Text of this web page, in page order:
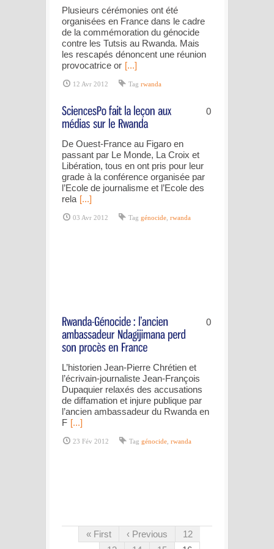
Plusieurs cérémonies ont été
organisées en France dans le cadre
de la commémoration du génocide
contre les Tutsis au Rwanda. Mais
les rescapés dénoncent une réunion
provocatrice or [...]
12 Avr 2012 Tag rwanda
0
De Ouest-France au Figaro en
passant par Le Monde, La Croix et
Libération, tous en ont pris pour leur
grade à la conférence organisée par
l’Ecole de journalisme et l’Ecole des
rela [...]
03 Avr 2012 Tag génocide rwanda
0
L’historien Jean-Pierre Chrétien et
l’écrivain-journaliste Jean-François
Dupaquier relaxés des accusations
de diffamation et injure publique par
l’ancien ambassadeur du Rwanda en
F [...]
23 Fév 2012 Tag génocide, rwanda
« First ‹ Previous
12